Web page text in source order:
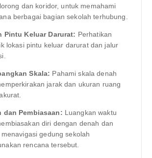
dan koridor, untuk memahami
berbagai bagian sekolah terhubung.
Pintu Keluar Darurat: Perhatikan
lokasi pintu keluar darurat dan jalur
Skala: Pahami skala denah
jarak dan ukuran ruang
dan Pembiasaan: Luangkan waktu
diri dengan denah dan
gedung sekolah
rencana tersebut.